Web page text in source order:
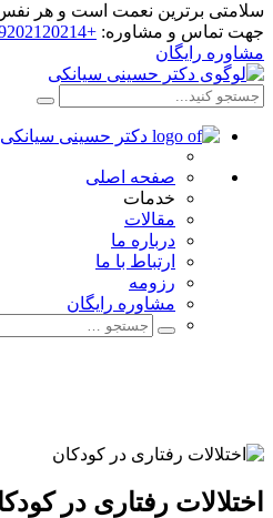
سلامتی برترین نعمت است و هر
جهت تماس و مشاوره: +989202120214
مشاوره رایگان
صفحه اصلی
خدمات
مقالات
درباره ما
ارتباط با ما
رزومه
مشاوره رایگان
اختلالات رفتاری در